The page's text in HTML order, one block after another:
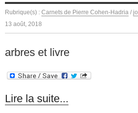
Rubrique(s) : Carnets de Pierre Cohen-Hadria /
13 août, 2018
arbres et livre
Lire la suite...